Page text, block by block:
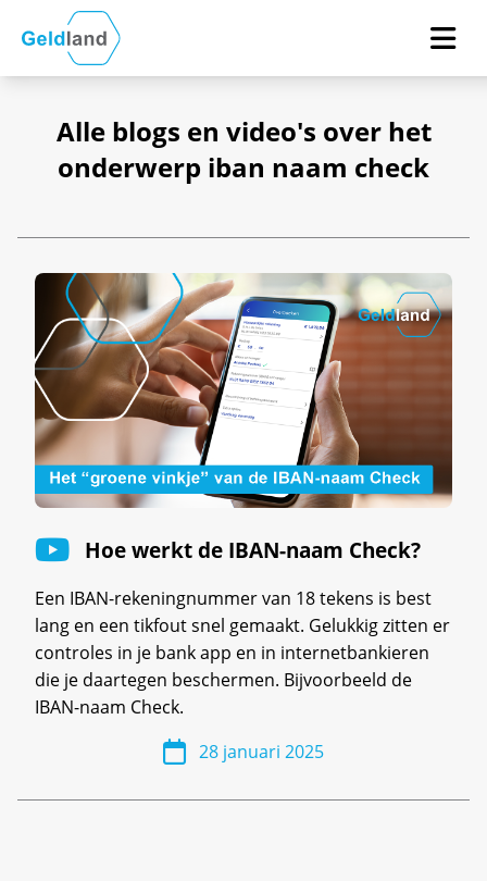
Alle blogs en video's over het
onderwerp iban naam check
Hoe werkt de IBAN-naam Check?
Een IBAN-rekeningnummer van 18 tekens is best
lang en een tikfout snel gemaakt. Gelukkig zitten er
controles in je bank app en in internetbankieren
die je daartegen beschermen. Bijvoorbeeld de
IBAN-naam Check.
28 januari 2025